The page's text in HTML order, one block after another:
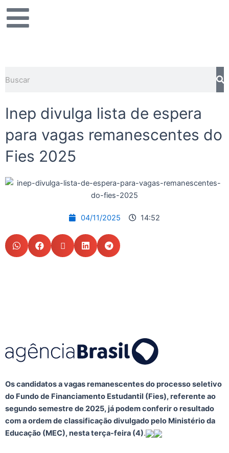
para
Inep divulga lista de espera
para vagas remanescentes do
Fies 2025
04/11/2025 14:52
Os candidatos a vagas remanescentes do processo seletivo
do Fundo de Financiamento Estudantil (Fies), referente ao
segundo semestre de 2025, já podem conferir o resultado
com a ordem de classificação divulgado pelo Ministério da
Educação (MEC), nesta terça-feira (4).